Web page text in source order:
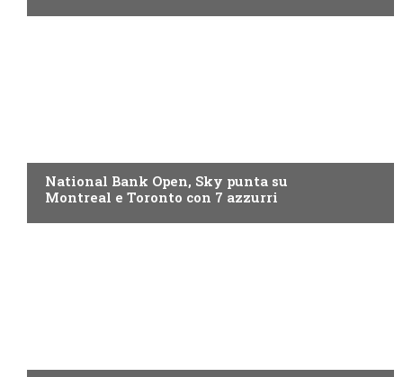
National Bank Open, Sky punta su
Montreal e Toronto con 7 azzurri